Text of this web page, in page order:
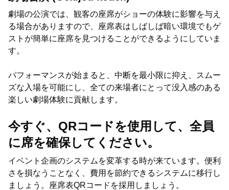
劇場の公演では、観客の座席がショーの体験に影響を与え
る場合がありますので、座席表はしばしば暗い環境でもゲ
ストが簡単に座席を見つけることができるようにしていま
す。
パフォーマンスが始まると、中断を最小限に抑え、スムー
ズな入場を可能にし、全ての来場者にとって没入感のある
楽しい劇場体験に貢献します。
今すぐ、QRコードを使用して、全員
に席を確保してください。
イベント企画のシステムを変革する時が来ています。便利
さを損なうことなく、費用を節約できるシステムに移行し
ましょう。座席表QRコードを採用しましょう。